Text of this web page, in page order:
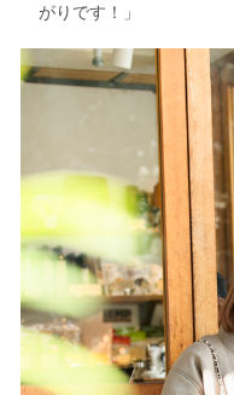
がりです！」